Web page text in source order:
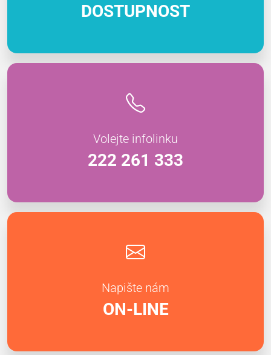
DOSTUPNOST
Volejte infolinku
222 261 333
Napište nám
ON-LINE